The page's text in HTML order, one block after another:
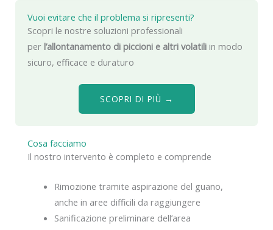
Cosa facciamo
Il nostro intervento è completo e comprende
Rimozione tramite aspirazione del guano,
anche in aree difficili da raggiungere
Sanificazione preliminare dell’area
Vuoi evitare che il problema si ripresenti?
Scopri le nostre soluzioni professionali
per l’allontanamento di piccioni e altri volatili in modo
sicuro, efficace e duraturo
SCOPRI DI PIÙ →